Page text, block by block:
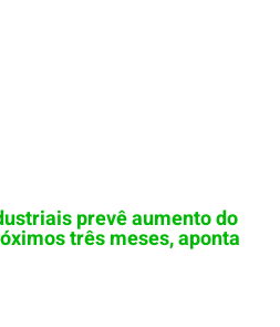
prevê aumento do
três meses, aponta